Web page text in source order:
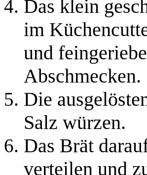
Das klein
im
und
Abschmecken.
Die
Salz würzen.
Das Brät
verteilen und